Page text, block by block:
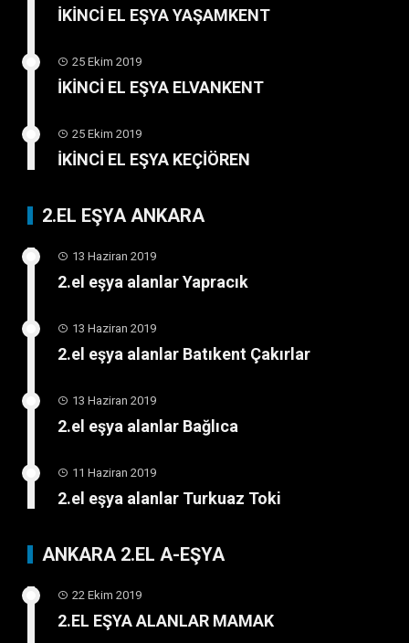
İKİNCİ EL EŞYA YAŞAMKENT
25 Ekim 2019
İKİNCİ EL EŞYA ELVANKENT
25 Ekim 2019
İKİNCİ EL EŞYA KEÇİÖREN
2.EL EŞYA ANKARA
13 Haziran 2019
2.el eşya alanlar Yapracık
13 Haziran 2019
2.el eşya alanlar Batıkent Çakırlar
13 Haziran 2019
2.el eşya alanlar Bağlıca
11 Haziran 2019
2.el eşya alanlar Turkuaz Toki
ANKARA 2.EL A-EŞYA
22 Ekim 2019
2.EL EŞYA ALANLAR MAMAK